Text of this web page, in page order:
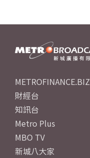
METROFINANCE.BIZ
財經台
知訊台
Metro Plus
MBO TV
新城八大家